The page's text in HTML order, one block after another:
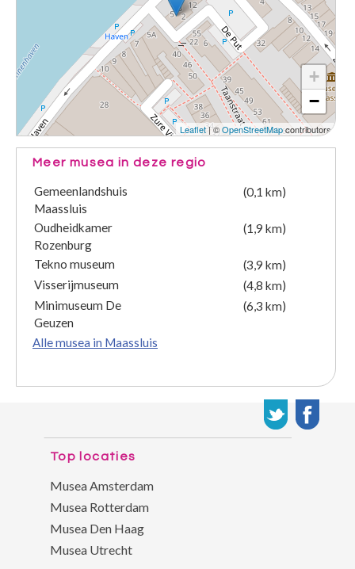
+
−
Leaflet| ©OpenStreetMapcontributors
Meer musea in deze regio
Gemeenlandshuis
Maassluis
(0,1 km)
Oudheidkamer
Rozenburg
(1,9 km)
Tekno museum
(3,9 km)
Visserijmuseum
(4,8 km)
Minimuseum De
Geuzen
(6,3 km)
Alle musea in Maassluis
Top locaties
Musea Amsterdam
Musea Rotterdam
Musea Den Haag
Musea Utrecht